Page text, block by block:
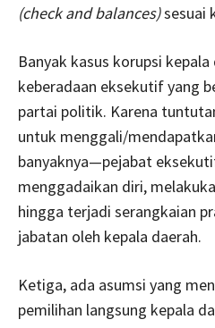
(check and balances)sesuai
Banyak kasus korupsi
keberadaan eksekutif yang
partai politik. Karena
untuk menggali/
banyaknya—pejabat
menggadaikan diri,
hingga terjadi serangkaian
jabatan oleh kepala daerah.
Ketiga, ada asumsi yang
pemilihan langsung kepala